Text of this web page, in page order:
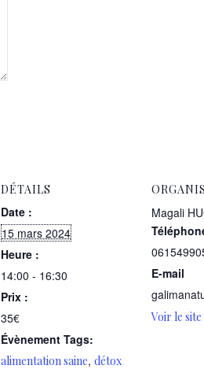
DÉTAILS
Date :
15 mars 2024
Heure :
14:00 - 16:30
Prix :
35€
Évènement Tags:
alimentation saine, détox
Magali
E-mail
Voir le